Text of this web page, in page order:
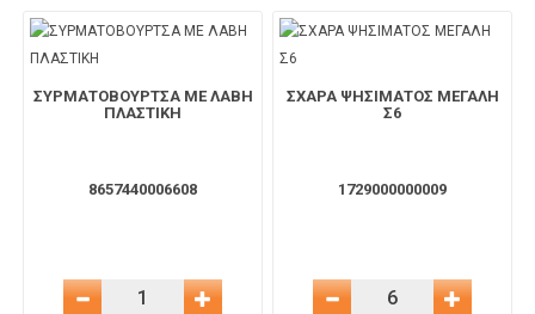
8657440006608
ΣΥΡΜΑΤΟΒΟΥΡΤΣΑ ΜΕ ΛΑΒΗ
ΠΛΑΣΤΙΚΗ
Μείωση ΠοσότηταςΑύξηση Ποσότητας
1729000000009
ΣΧΑΡΑ ΨΗΣΙΜΑΤΟΣ ΜΕΓΑΛΗ
Σ6
Μείωση ΠοσότηταςΑύξηση